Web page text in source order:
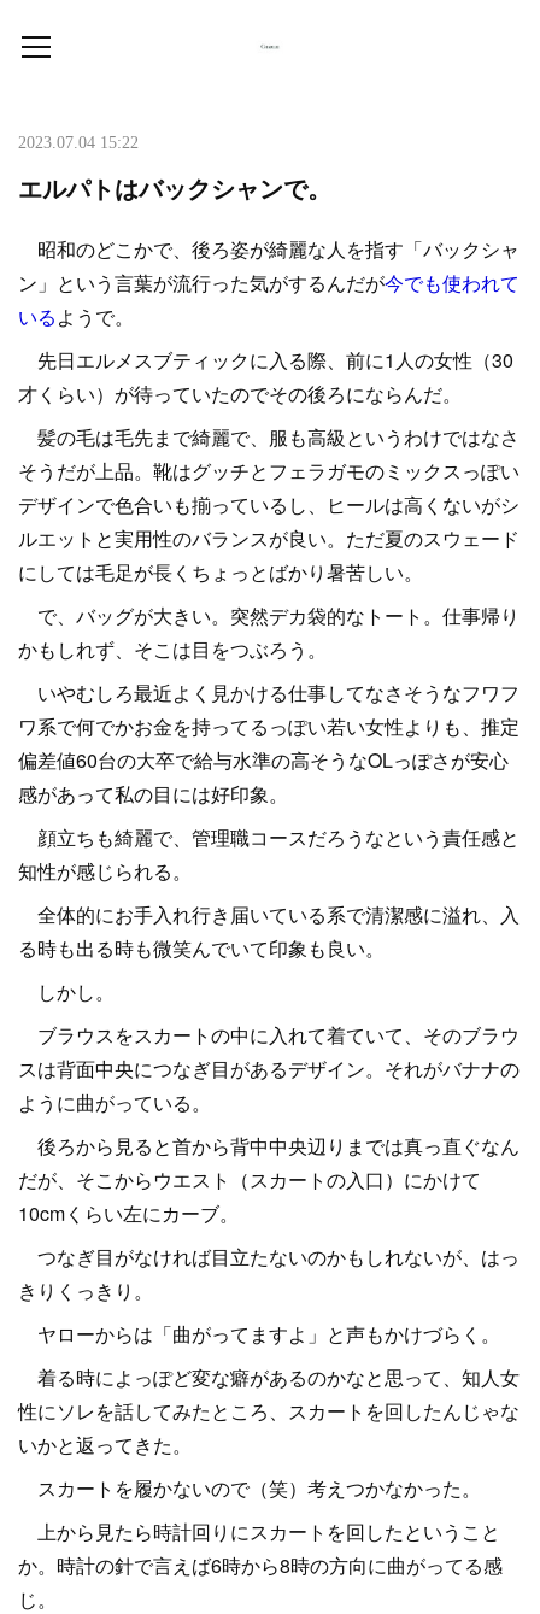
2023.07.04 15:22
エルパトはバックシャンで。
昭和のどこかで、後ろ姿が綺麗な人を指す「バックシャ
ン」という言葉が流行った気がするんだが今でも使われて
いるようで。
先日エルメスブティックに入る際、前に1人の女性（30
才くらい）が待っていたのでその後ろにならんだ。
髪の毛は毛先まで綺麗で、服も高級というわけではなさ
そうだが上品。靴はグッチとフェラガモのミックスっぽい
デザインで色合いも揃っているし、ヒールは高くないがシ
ルエットと実用性のバランスが良い。ただ夏のスウェード
にしては毛足が長くちょっとばかり暑苦しい。
で、バッグが大きい。突然デカ袋的なトート。仕事帰り
かもしれず、そこは目をつぶろう。
いやむしろ最近よく見かける仕事してなさそうなフワフ
ワ系で何でかお金を持ってるっぽい若い女性よりも、推定
偏差値60台の大卒で給与水準の高そうなOLっぽさが安心
感があって私の目には好印象。
顔立ちも綺麗で、管理職コースだろうなという責任感と
知性が感じられる。
全体的にお手入れ行き届いている系で清潔感に溢れ、入
る時も出る時も微笑んでいて印象も良い。
しかし。
ブラウスをスカートの中に入れて着ていて、そのブラウ
スは背面中央につなぎ目があるデザイン。それがバナナの
ように曲がっている。
後ろから見ると首から背中中央辺りまでは真っ直ぐなん
だが、そこからウエスト（スカートの入口）にかけて
10cmくらい左にカーブ。
つなぎ目がなければ目立たないのかもしれないが、はっ
きりくっきり。
ヤローからは「曲がってますよ」と声もかけづらく。
着る時によっぽど変な癖があるのかなと思って、知人女
性にソレを話してみたところ、スカートを回したんじゃな
いかと返ってきた。
スカートを履かないので（笑）考えつかなかった。
上から見たら時計回りにスカートを回したということ
か。時計の針で言えば6時から8時の方向に曲がってる感
じ。